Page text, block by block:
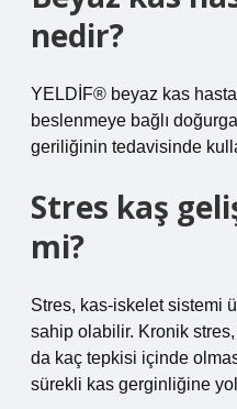
nedir?
YELDİF® beyaz kas
beslenmeye bağlı
geriliğinin tedavisinde
Stres kaş
mi?
Stres, kas-iskelet sistemi
sahip olabilir. Kronik
da kaç tepkisi içinde
sürekli kas gerginliğine